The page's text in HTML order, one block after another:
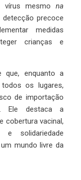
vírus mesmo na
detecção precoce
medidas
crianças e
que, enquanto a
os lugares,
de importação
Ele destaca a
cobertura vacinal,
e solidariedade
mundo livre da